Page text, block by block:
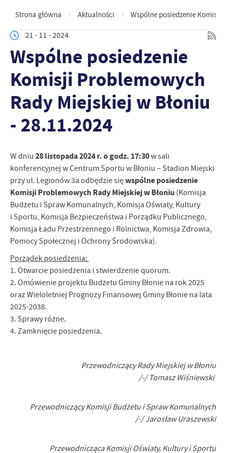
Strona główna Aktualności Wspólne posiedzenie Komisji
21 - 11 - 2024
Wspólne posiedzenie
Komisji Problemowych
Rady Miejskiej w Błoniu
- 28.11.2024
W dniu 28 listopada 2024 r. o godz. 17:30w sali
konferencyjnej w Centrum Sportu w Błoniu – Stadion Miejski
przy ul. Legionów 3a odbędzie sięwspólne posiedzenie
Komisji Problemowych Rady Miejskiej w Błoniu (Komisja
Budżetu i Spraw Komunalnych, Komisja Oświaty, Kultury
i Sportu, Komisja Bezpieczeństwa i Porządku Publicznego,
Komisja Ładu Przestrzennego i Rolnictwa, Komisja Zdrowia,
Pomocy Społecznej i Ochrony Środowiska).
Porządek posiedzenia:
1. Otwarcie posiedzenia i stwierdzenie quorum.
2. Omówienie projektu Budżetu Gminy Błonie na rok 2025
oraz Wieloletniej Prognozy Finansowej Gminy Błonie na lata
2025-2038.
3. Sprawy różne.
4. Zamknięcie posiedzenia.
Przewodniczący Rady Miejskiej w Błoniu
/-/ Tomasz Wiśniewski
Przewodniczący Komisji Budżetu i Spraw Komunalnych
/-/ Jarosław Uraszewski
Przewodnicząca Komisji Oświaty, Kultury i Sportu